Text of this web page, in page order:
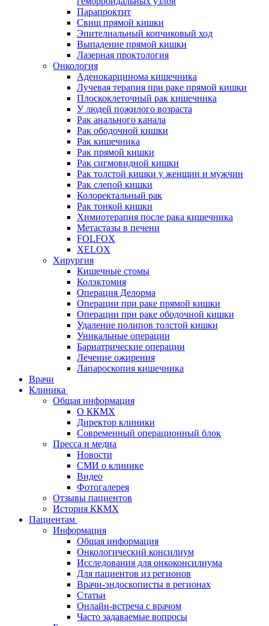
Парапроктит
Свищ прямой кишки
Эпителиальный копчиковый ход
Выпадение прямой кишки
Лазерная проктология
Онкология
Аденокарцинома кишечника
Лучевая терапия при раке прямой кишки
Плоскоклеточный рак кишечника
У людей пожилого возраста
Рак анального канала
Рак ободочной кишки
Рак кишечника
Рак прямой кишки
Рак сигмовидной кишки
Рак толстой кишки у женщин и мужчин
Рак слепой кишки
Колоректальный рак
Рак тонкой кишки
Химиотерапия после рака кишечника
Метастазы в печени
FOLFOX
XELOX
Хирургия
Кишечные стомы
Колэктомия
Операция Делорма
Операции при раке прямой кишки
Операции при раке ободочной кишки
Удаление полипов толстой кишки
Уникальные операции
Бариатрические операции
Лечение ожирения
Лапароскопия кишечника
Врачи
Клиника
Общая информация
О ККМХ
Директор клиники
Современный операционный блок
Пресса и медиа
Новости
СМИ о клинике
Видео
Фотогалерея
Отзывы пациентов
История ККМХ
Пациентам
Информация
Общая информация
Онкологический консилиум
Исследования для онкоконсилиума
Для пациентов из регионов
Врачи-эндоскописты в регионах
Статьи
Онлайн-встреча с врачом
Часто задаваемые вопросы